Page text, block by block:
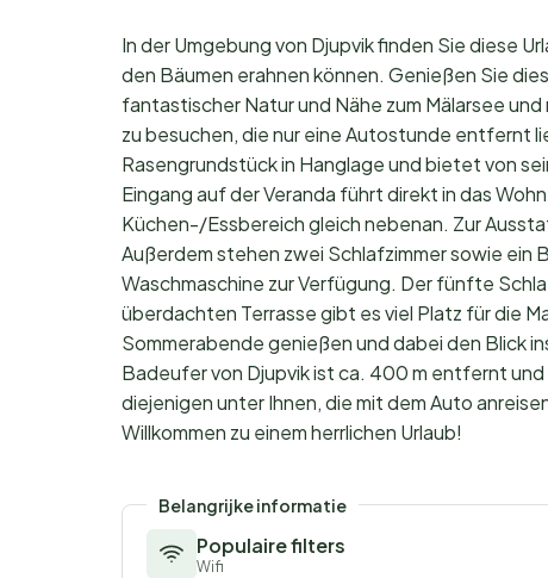
In der Umgebung von Djupvik finden Sie diese
den Bäumen erahnen können. Genießen Sie
fantastischer Natur und Nähe zum Mälarsee
zu besuchen, die nur eine Autostunde entfernt
Rasengrundstück in Hanglage und bietet von
Eingang auf der Veranda führt direkt in das
Küchen-/Essbereich gleich nebenan. Zur
Außerdem stehen zwei Schlafzimmer sowie ein
Waschmaschine zur Verfügung. Der fünfte
überdachten Terrasse gibt es viel Platz für die
Sommerabende genießen und dabei den Blick
Badeufer von Djupvik ist ca. 400 m entfernt
diejenigen unter Ihnen, die mit dem Auto
Willkommen zu einem herrlichen Urlaub!
Belangrijke informatie
Populaire filters
Wifi